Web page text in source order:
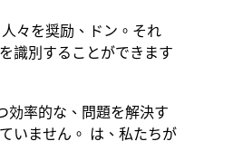
々を奨励、ドン。それ
識別することができます
効率的な、問題を解決す
いません。 は、私たちが